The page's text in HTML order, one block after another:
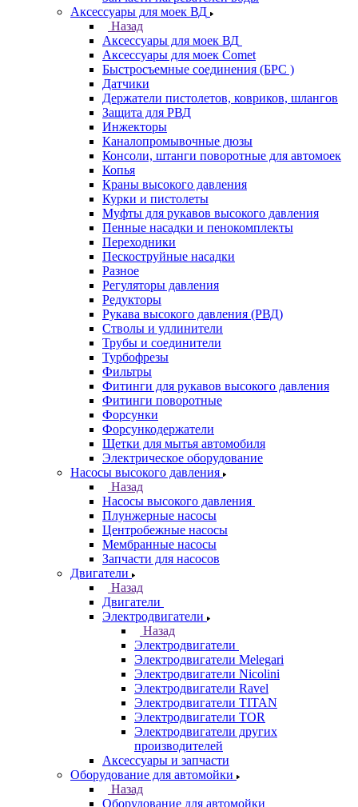
Аксессуары для моек ВД
Назад
Аксессуары для моек ВД
Аксессуары для моек Comet
Быстросъемные соединения (БРС )
Датчики
Держатели пистолетов, ковриков, шлангов
Защита для РВД
Инжекторы
Каналопромывочные дюзы
Консоли, штанги поворотные для автомоек
Копья
Краны высокого давления
Курки и пистолеты
Муфты для рукавов высокого давления
Пенные насадки и пенокомплекты
Переходники
Пескоструйные насадки
Разное
Регуляторы давления
Редукторы
Рукава высокого давления (РВД)
Стволы и удлинители
Трубы и соединители
Турбофрезы
Фильтры
Фитинги для рукавов высокого давления
Фитинги поворотные
Форсунки
Форсункодержатели
Щетки для мытья автомобиля
Электрическое оборудование
Насосы высокого давления
Назад
Насосы высокого давления
Плунжерные насосы
Центробежные насосы
Мембранные насосы
Запчасти для насосов
Двигатели
Назад
Двигатели
Электродвигатели
Назад
Электродвигатели
Электродвигатели Melegari
Электродвигатели Nicolini
Электродвигатели Ravel
Электродвигатели TITAN
Электродвигатели TOR
Электродвигатели других
производителей
Аксессуары и запчасти
Оборудование для автомойки
Назад
Оборудование для автомойки